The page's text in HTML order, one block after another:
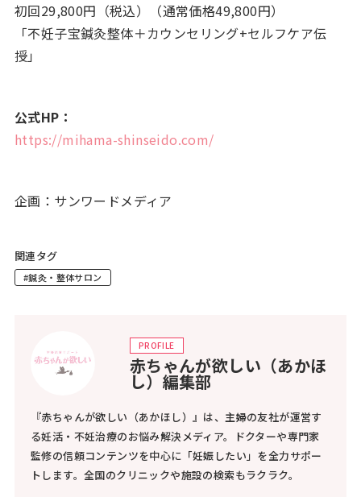
初回29,800円（税込）（通常価格49,800円）
「不妊子宝鍼灸整体＋カウンセリング+セルフケア伝
授」
公式HP：
https://mihama-shinseido.com/
企画：サンワードメディア
関連タグ
#鍼灸・整体サロン
PROFILE
赤ちゃんが欲しい（あかほ
し）編集部
『赤ちゃんが欲しい（あかほし）』は、主婦の友社が運営す
る妊活・不妊治療のお悩み解決メディア。ドクターや専門家
監修の信頼コンテンツを中心に「妊娠したい」を全力サポー
トします。全国のクリニックや施設の検索もラクラク。